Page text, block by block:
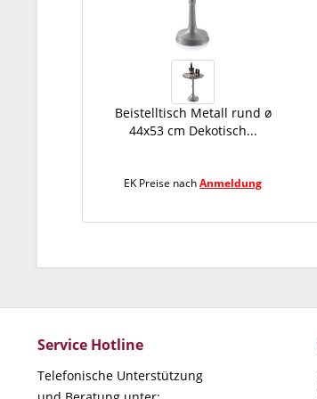
Beistelltisch Metall rund ø
44x53 cm Dekotisch...
EK Preise nachAnmeldung
Service Hotline
Telefonische Unterstützung